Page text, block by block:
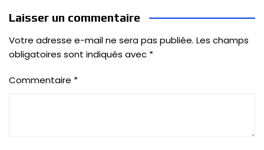
Laisser un commentaire
Votre adresse e-mail ne sera pas publiée. Les champs
obligatoires sont indiqués avec *
Commentaire *